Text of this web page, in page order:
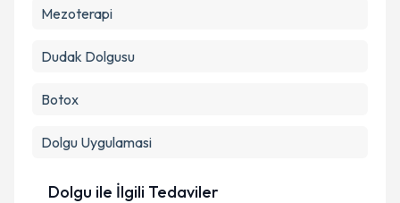
Mezoterapi
Dudak Dolgusu
Botox
Dolgu Uygulamasi
Dolgu ile İlgili Tedaviler